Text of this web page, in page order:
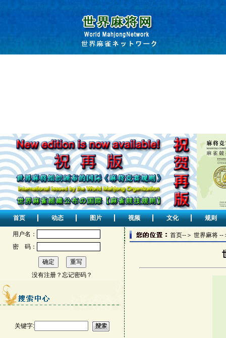
首页 动态 图片 视频 文化 规则
用户名：
密 码：
没有注册？ 忘记密码？
关键字:
首页--＞ 世界麻将 --